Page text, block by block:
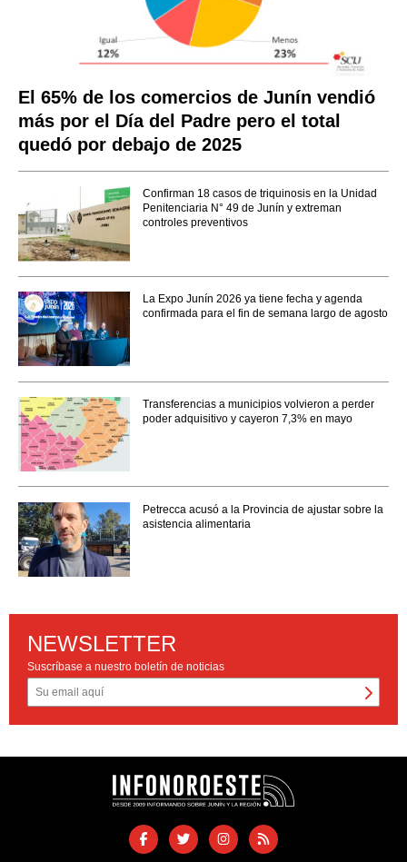
El 65% de los comercios de Junín vendió
más por el Día del Padre pero el total
quedó por debajo de 2025
Confirman 18 casos de triquinosis en la Unidad
Penitenciaria N° 49 de Junín y extreman
controles preventivos
La Expo Junín 2026 ya tiene fecha y agenda
confirmada para el fin de semana largo de agosto
Transferencias a municipios volvieron a perder
poder adquisitivo y cayeron 7,3% en mayo
Petrecca acusó a la Provincia de ajustar sobre la
asistencia alimentaria
NEWSLETTER
Suscríbase a nuestro boletín de noticias